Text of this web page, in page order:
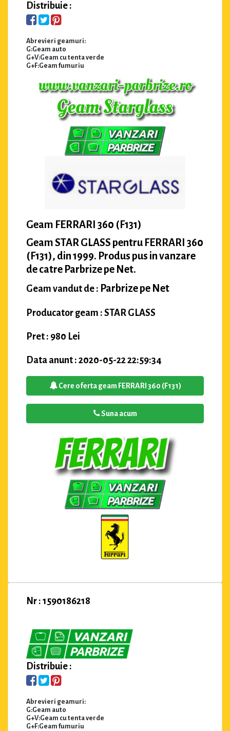
Distribuie :
Abrevieri geamuri:
G:Geam auto
G+V:Geam cu tenta verde
G+F:Geam fumuriu
Geam FERRARI 360 (F131)
Geam STAR GLASS pentru FERRARI 360
(F131), din 1999. Produs pus in vanzare
de catre Parbrize pe Net.
Geam vandut de : Parbrize pe Net
Producator geam : STAR GLASS
Pret : 980 Lei
Data anunt : 2020-05-22 22:59:34
Cere oferta geam FERRARI 360 (F131)
Suna acum
Nr : 1590186218
Distribuie :
Abrevieri geamuri:
G:Geam auto
G+V:Geam cu tenta verde
G+F:Geam fumuriu